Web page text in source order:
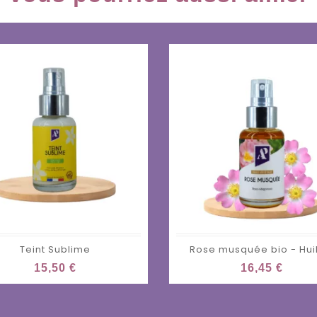
Teint Sublime
15,50 €
Rose musquée bio -
16,45 €